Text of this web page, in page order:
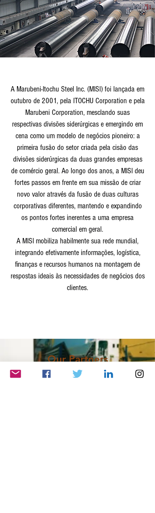
A Marubeni-Itochu Steel Inc. (MISI) foi lançada em
outubro de 2001, pela ITOCHU Corporation e pela
Marubeni Corporation, mesclando suas
respectivas divisões siderúrgicas e emergindo em
cena como um modelo de negócios pioneiro: a
primeira fusão do setor criada pela cisão das
divisões siderúrgicas da duas grandes empresas
de comércio geral. Ao longo dos anos, a MISI deu
fortes passos em frente em sua missão de criar
novo valor através da fusão de duas culturas
corporativas diferentes, mantendo e expandindo
os pontos fortes inerentes a uma empresa
comercial em geral.
A MISI mobiliza habilmente sua rede mundial,
integrando efetivamente informações, logística,
finanças e recursos humanos na montagem de
respostas ideais às necessidades de negócios dos
clientes.
Our Partners